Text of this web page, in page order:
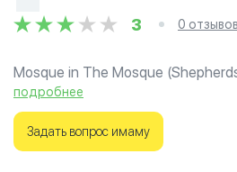
3 0 отзывов
Mosque in The Mosque
Ознакомьтесь с отзывами
(Shepherds Bush, London) в
узнайте о часах работы. Ваше
подробнее
Задать вопрос имаму